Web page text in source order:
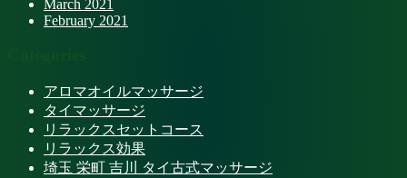
March 2021
February 2021
アロマオイルマッサージ
タイマッサージ
リラックスセットコース
リラックス効果
埼玉 栄町 吉川 タイ古式マッサージ